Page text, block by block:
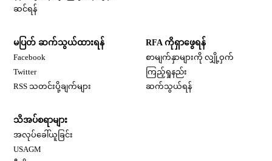
ဆင်ရန်
မပြတ် ဆက်သွယ်ထားရန်
Facebook
TwitterOpens in new window
RSS သတင်းပို့ချက်များ
RFA ကိုရှာဖွေရန်
စာမျက်နှာများကို လျှို့ဝှက်
ကြည့်ရှုနည်း
ဆက်သွယ်ရန်
သိအပ်စရာများ
အလုပ်ခေါ်ယူခြင်း
USAGM